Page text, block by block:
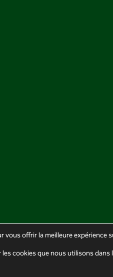
vous offrir la meilleure expérience
cookies que nous utilisons dans